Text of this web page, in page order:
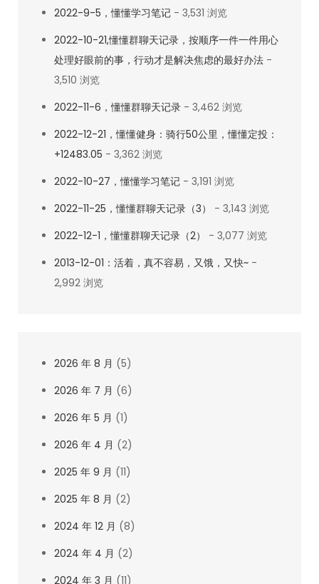
2022-9-5，懂懂学习笔记 - 3,531 浏览
2022-10-21,懂懂群聊天记录，按顺序一件一件用心
处理好眼前的事，行动才是解决焦虑的最好办法 -
3,510 浏览
2022-11-6，懂懂群聊天记录 - 3,462 浏览
2022-12-21，懂懂健身：骑行50公里，懂懂定投：
+12483.05 - 3,362 浏览
2022-10-27，懂懂学习笔记 - 3,191 浏览
2022-11-25，懂懂群聊天记录（3）
- 3,143 浏览
2022-12-1，懂懂群聊天记录（2）
- 3,077 浏览
2013-12-01：活着，真不容易，又饿，又快~ -
2,992 浏览
2026 年 8 月 (5)
2026 年 7 月 (6)
2026 年 5 月 (1)
2026 年 4 月 (2)
2025 年 9 月 (11)
2025 年 8 月 (2)
2024 年 12 月 (8)
2024 年 4 月 (2)
2024 年 3 月 (11)